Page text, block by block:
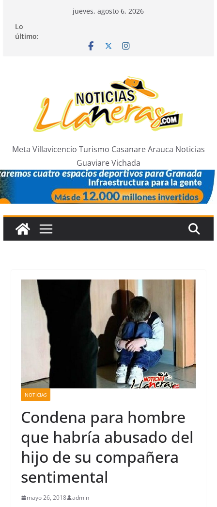
contenido
jueves, agosto 6, 2026
Lo
último:
Meta Villavicencio Turismo Casanare Arauca Noticias
Guaviare Vichada
NOTICIAS
Condena para hombre
que habría abusado del
hijo de su compañera
sentimental
mayo 26, 2018 admin